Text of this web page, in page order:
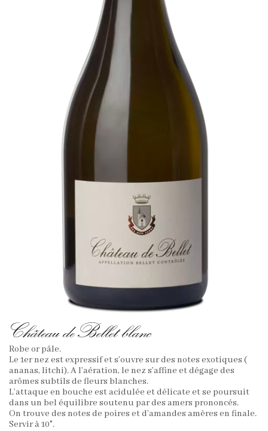
Château de Bellet blanc
Robe or pâle.
Le 1er nez est expressif et s’ouvre sur des notes exotiques (
ananas, litchi). A l’aération, le nez s’affine et dégage des
arômes subtils de fleurs blanches.
L’attaque en bouche est acidulée et délicate et se poursuit
dans un bel équilibre soutenu par des amers prononcés.
On trouve des notes de poires et d’amandes amères en finale.
Servir à 10°.